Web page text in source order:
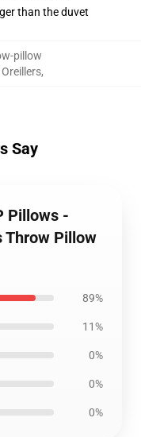
than the duvet
pillow
,
Say
Pillows -
Throw Pillow
89%
11%
0%
0%
0%